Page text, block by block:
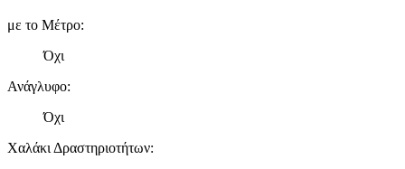
με το Μέτρο:
Όχι
Ανάγλυφο:
Όχι
Χαλάκι Δραστηριοτήτων: